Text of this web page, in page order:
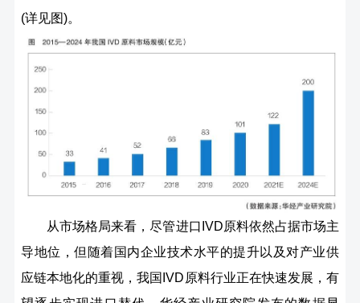
(详见图)。
从市场格局来看，尽管进口IVD原料依然占据市场主
导地位，但随着国内企业技术水平的提升以及对产业供
应链本地化的重视，我国IVD原料行业正在快速发展，有